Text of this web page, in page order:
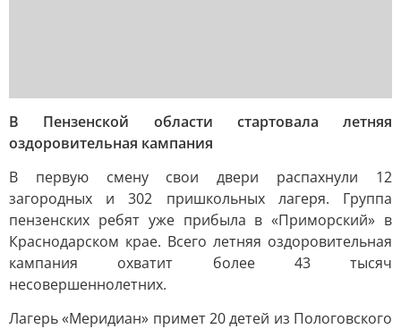
В Пензенской области стартовала летняя
оздоровительная кампания
В первую смену свои двери распахнули 12
загородных и 302 пришкольных лагеря. Группа
пензенских ребят уже прибыла в «Приморский» в
Краснодарском крае. Всего летняя оздоровительная
кампания охватит более 43 тысяч
несовершеннолетних.
Лагерь «Меридиан» примет 20 детей из Пологовского